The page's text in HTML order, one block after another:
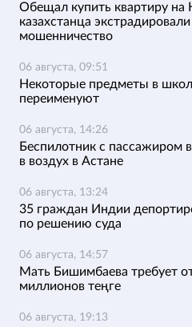
Обещал купить квартиру на
казахстанца экстрадировали
мошенничество
06 августа, 09:51
Некоторые предметы в
переименуют
06 августа, 14:26
Беспилотник с пассажиром
в воздух в Астане
06 августа, 13:24
35 граждан Индии
по решению суда
06 августа, 14:57
Мать Бишимбаева требует
миллионов теңге
06 августа, 19:13